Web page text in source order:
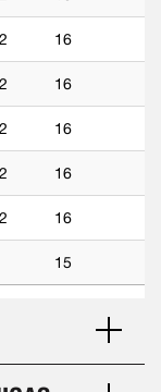
16
16
16
16
16
15